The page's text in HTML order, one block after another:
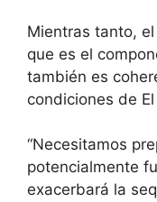
Mientras tanto,
que es el
también es
condiciones de
“Necesitamos
potencialmente
exacerbará la